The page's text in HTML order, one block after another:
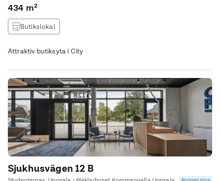
434 m²
Butikslokal
Attraktiv butiksyta i City
Sjukhusvägen 12 B